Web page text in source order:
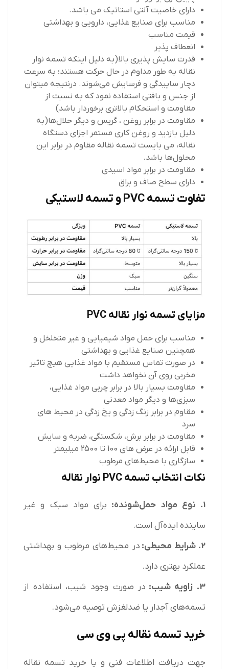
دارای خاصیت آنتی استاتیک می باشد.
مناسب برای صنایع غذایی، دارویی و بهداشتی
قیمت مناسب
انعطاف پذیر
قدرت سایش پذیری بالا(به دلیل اینکه تسمه نوار
نقاله به طور مداوم در حال حرکت هستند؛ به سرعت
دچار ساییدگی و فرسایش می‌شوند. درنتیجه میتوان
از جنس و بافتی استفاده نمود که به نسبت از
مقاومت و استحکام بالاتری برخوردار باشد)
مقاومت در برابر روغن ، گریس و دیگر حلال‌ها(به
دلیل بازدید و روغن‌ کاری مستمر اجزای دستگاه
نقاله، می بایست تسمه نقاله مقاوم در برابر این
محلول‌ها باشد.
مقاومت در برابر مواد اسیدی
دارای سطح صاف و براق
تفاوت تسمه PVC و تسمه لاستیکی
مزایای تسمه نوار نقالهPVC
مناسب برای حمل مواد شیمیایی و غیر متخلخل و
همچنین صنایع غذایی و بهداشتی
در صورت تماس مستقیم با مواد غذایی هیچ تاثیر
مخربی روی آن نخواهد داشت
مقاومت بسیار بالا در برابر چربی مواد غذایی،
سبزی‌ها و دیگر مواد معدنی
مقاوم در برابر زنگ زدگی و یخ زدگی در محیط های
سرد
مقاومت در برابر برش، شکستگی، ضربه و سایش
قابل ارائه در عرض های 100 تا 2500 میلیمتر
سازگاری با محیط‌های مرطوب
نکات انتخاب تسمه PVC نوار نقاله
1. نوع مواد حمل‌شونده:
برای مواد سبک و غیر
ساینده ایده‌آل است.
2. شرایط محیطی:
در محیط‌های مرطوب و بهداشتی
عملکرد بهتری دارد.
3. زاویه شیب:
در صورت وجود شیب، استفاده از
تسمه‌های آجدار یا ضدلغزش توصیه می‌شود.
خرید تسمه نقاله پی وی سی
جهت دریافت اطلاعات فنی و یا خرید تسمه نقاله